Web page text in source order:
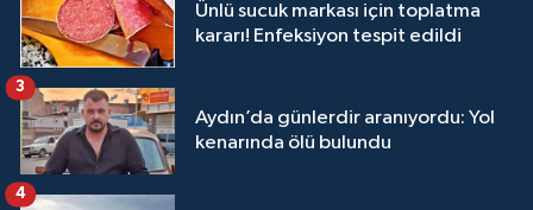
Ünlü sucuk markası için toplatma
kararı! Enfeksiyon tespit edildi
Aydın’da günlerdir aranıyordu: Yol
kenarında ölü bulundu
3
4